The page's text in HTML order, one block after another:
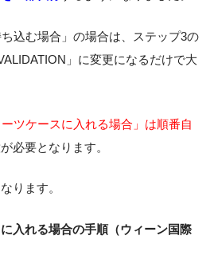
ち込む場合」の場合は、ステップ3の
」に変更になるだけで大
ーツケースに入れる場合」は順番自
必要となります。
ります。
入れる場合の手順（ウィーン国際